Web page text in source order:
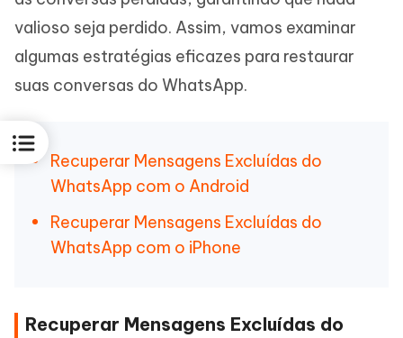
valioso seja perdido. Assim, vamos examinar
algumas estratégias eficazes para restaurar
suas conversas do WhatsApp.
Recuperar Mensagens Excluídas do
WhatsApp com o Android
Recuperar Mensagens Excluídas do
WhatsApp com o iPhone
Recuperar Mensagens Excluídas do